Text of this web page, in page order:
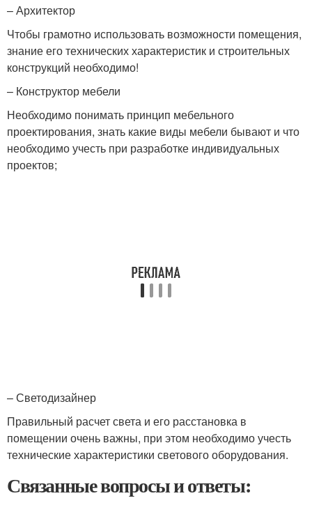
– Архитектор
Чтобы грамотно использовать возможности помещения,
знание его технических характеристик и строительных
конструкций необходимо!
– Конструктор мебели
Необходимо понимать принцип мебельного
проектирования, знать какие виды мебели бывают и что
необходимо учесть при разработке индивидуальных
проектов;
– Светодизайнер
Правильный расчет света и его расстановка в
помещении очень важны, при этом необходимо учесть
технические характеристики светового оборудования.
Связанные вопросы и ответы: